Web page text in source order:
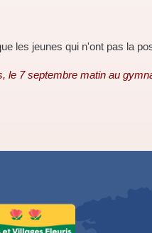
les jeunes qui n'ont pas la
le 7 septembre matin au